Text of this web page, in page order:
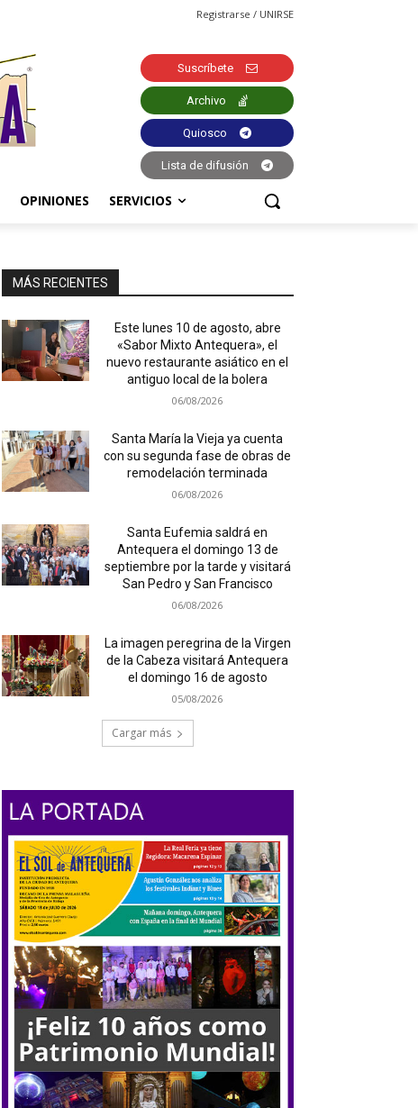
Registrarse / UNIRSE
Suscríbete
Archivo
Quiosco
Lista de difusión
OPINIONES SERVICIOS
MÁS RECIENTES
Este lunes 10 de agosto, abre
«Sabor Mixto Antequera», el
nuevo restaurante asiático en el
antiguo local de la bolera
06/08/2026
Santa María la Vieja ya cuenta
con su segunda fase de obras de
remodelación terminada
06/08/2026
Santa Eufemia saldrá en
Antequera el domingo 13 de
septiembre por la tarde y visitará
San Pedro y San Francisco
06/08/2026
La imagen peregrina de la Virgen
de la Cabeza visitará Antequera
el domingo 16 de agosto
05/08/2026
Cargar más